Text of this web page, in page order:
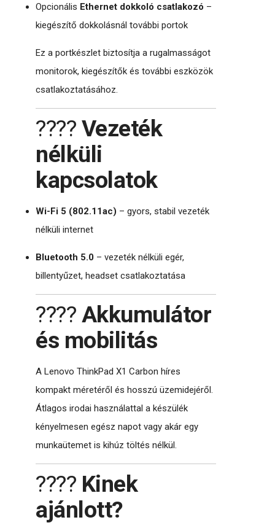
Opcionális Ethernet dokkoló csatlakozó –
kiegészítő dokkolásnál további portok
Ez a portkészlet biztosítja a rugalmasságot
monitorok, kiegészítők és további eszközök
csatlakoztatásához.
???? Vezeték
nélküli
kapcsolatok
Wi-Fi 5 (802.11ac) – gyors, stabil vezeték
nélküli internet
Bluetooth 5.0 – vezeték nélküli egér,
billentyűzet, headset csatlakoztatása
???? Akkumulátor
és mobilitás
A Lenovo ThinkPad X1 Carbon híres
kompakt méretéről és hosszú üzemidejéről.
Átlagos irodai használattal a készülék
kényelmesen egész napot vagy akár egy
munkaütemet is kihúz töltés nélkül.
???? Kinek
ajánlott?